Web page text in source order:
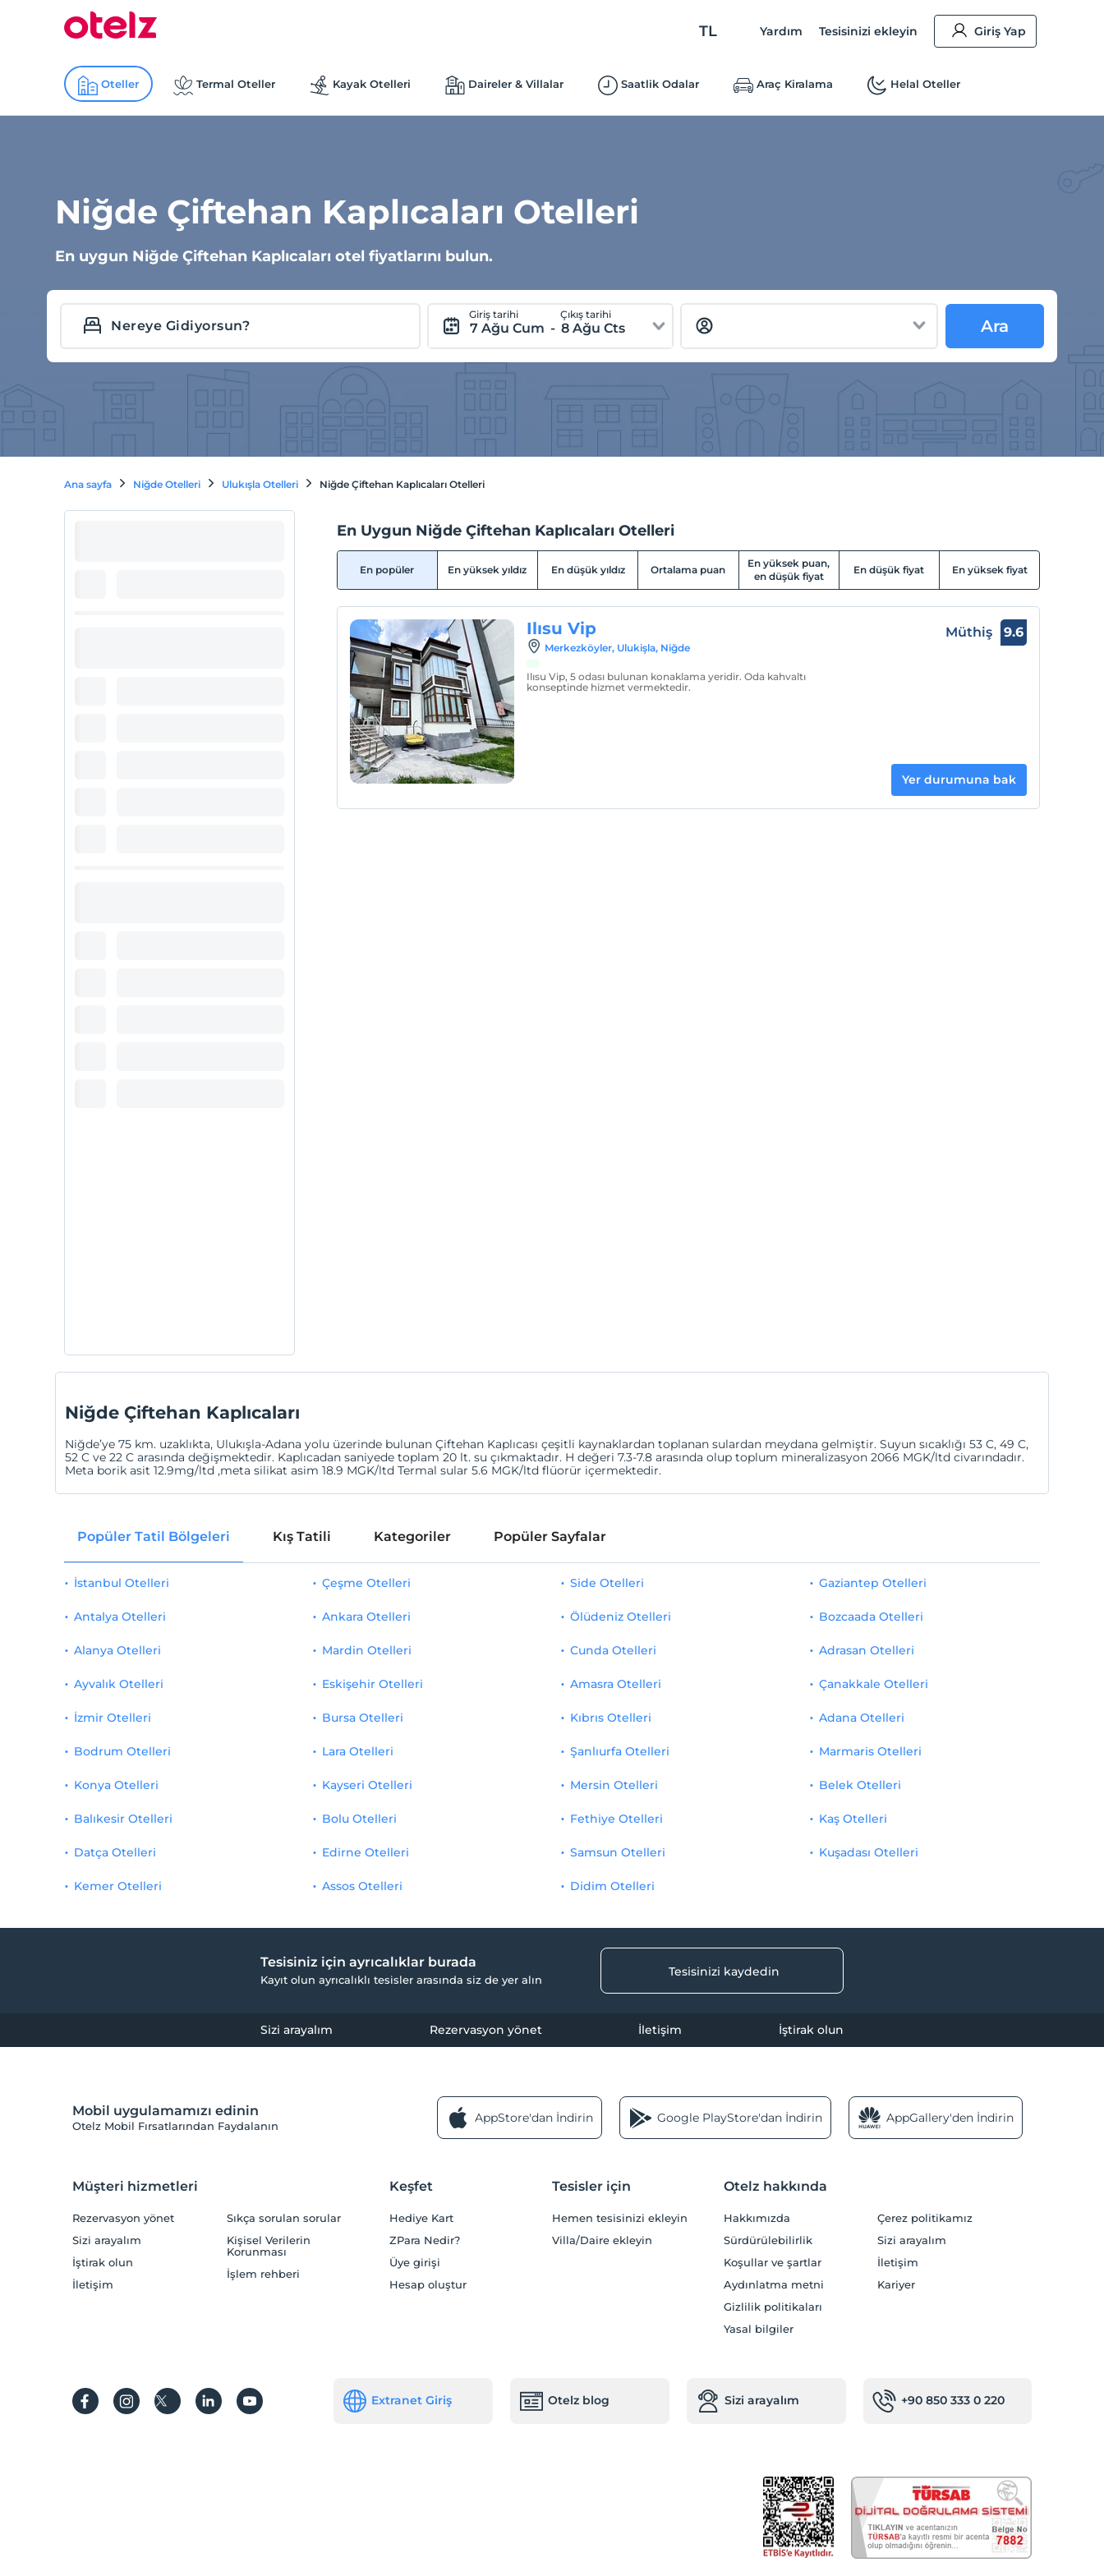
TL Yardım Tesisinizi ekleyin Giriş Yap
Oteller Termal Oteller Kayak Otelleri Daireler & Villalar Saatlik Odalar Araç Kiralama Helal Oteller
Niğde Çiftehan Kaplıcaları Otelleri
En uygun Niğde Çiftehan Kaplıcaları otel fiyatlarını bulun.
Giriş tarihi
7 Ağu Cum -
Çıkış tarihi
8 Ağu Cts Ara
Ana sayfa Niğde Otelleri Ulukışla Otelleri Niğde Çiftehan Kaplıcaları Otelleri
En Uygun Niğde Çiftehan Kaplıcaları Otelleri
En popüler En yüksek yıldız En düşük yıldız Ortalama puan
En yüksek puan,
en düşük fiyat
En düşük fiyat En yüksek fiyat
Ilısu Vip
Merkezköyler, Ulukişla, Niğde
Ilısu Vip, 5 odası bulunan konaklama yeridir. Oda kahvaltı
konseptinde hizmet vermektedir.
Müthiş 9.6
Yer durumuna bak
Niğde Çiftehan Kaplıcaları
Niğde’ye 75 km. uzaklıkta, Ulukışla-Adana yolu üzerinde bulunan Çiftehan Kaplıcası çeşitli kaynaklardan toplanan sulardan meydana gelmiştir. Suyun sıcaklığı 53 C, 49 C,
52 C ve 22 C arasında değişmektedir. Kaplıcadan saniyede toplam 20 lt. su çıkmaktadır. H değeri 7.3-7.8 arasında olup toplum mineralizasyon 2066 MGK/ltd civarındadır.
Meta borik asit 12.9mg/ltd ,meta silikat asim 18.9 MGK/ltd Termal sular 5.6 MGK/ltd flüorür içermektedir.
Popüler Tatil Bölgeleri Kış Tatili Kategoriler Popüler Sayfalar
İstanbul Otelleri
Antalya Otelleri
Alanya Otelleri
Ayvalık Otelleri
İzmir Otelleri
Çeşme Otelleri
Ankara Otelleri
Mardin Otelleri
Eskişehir Otelleri
Bursa Otelleri
Side Otelleri
Ölüdeniz Otelleri
Cunda Otelleri
Amasra Otelleri
Kıbrıs Otelleri
Gaziantep Otelleri
Bozcaada Otelleri
Adrasan Otelleri
Çanakkale Otelleri
Adana Otelleri
Bodrum Otelleri
Konya Otelleri
Balıkesir Otelleri
Datça Otelleri
Kemer Otelleri
Lara Otelleri
Kayseri Otelleri
Bolu Otelleri
Edirne Otelleri
Assos Otelleri
Şanlıurfa Otelleri
Mersin Otelleri
Fethiye Otelleri
Samsun Otelleri
Didim Otelleri
Marmaris Otelleri
Belek Otelleri
Kaş Otelleri
Kuşadası Otelleri
Tesisiniz için ayrıcalıklar burada
Kayıt olun ayrıcalıklı tesisler arasında siz de yer alın
Tesisinizi kaydedin
Sizi arayalım Rezervasyon yönet İletişim İştirak olun
Mobil uygulamamızı edinin
Otelz Mobil Fırsatlarından Faydalanın
AppStore'dan İndirin Google PlayStore'dan İndirin AppGallery'den İndirin
Müşteri hizmetleri
Rezervasyon yönet
Sizi arayalım
İştirak olun
İletişim
Sıkça sorulan sorular
Kişisel Verilerin
Korunması
İşlem rehberi
Keşfet
Hediye Kart
ZPara Nedir?
Üye girişi
Hesap oluştur
Tesisler için
Hemen tesisinizi ekleyin
Villa/Daire ekleyin
Otelz hakkında
Hakkımızda
Sürdürülebilirlik
Koşullar ve şartlar
Aydınlatma metni
Gizlilik politikaları
Yasal bilgiler
Çerez politikamız
Sizi arayalım
İletişim
Kariyer
Extranet Giriş Otelz blog Sizi arayalım +90 850 333 0 220